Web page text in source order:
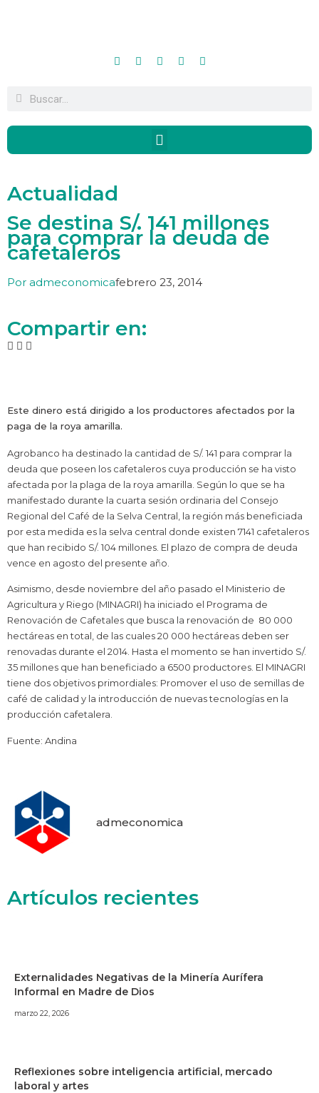
Actualidad
Se destina S/. 141 millones
para comprar la deuda de
cafetaleros
Por admeconomicafebrero 23, 2014
Compartir en:
Este dinero está dirigido a los productores afectados por la
paga de la roya amarilla.
Agrobanco ha destinado la cantidad de S/. 141 para comprar la
deuda que poseen los cafetaleros cuya producción se ha visto
afectada por la plaga de la roya amarilla. Según lo que se ha
manifestado durante la cuarta sesión ordinaria del Consejo
Regional del Café de la Selva Central, la región más beneficiada
por esta medida es la selva central donde existen 7141 cafetaleros
que han recibido S/. 104 millones. El plazo de compra de deuda
vence en agosto del presente año.
Asimismo, desde noviembre del año pasado el Ministerio de
Agricultura y Riego (MINAGRI) ha iniciado el Programa de
Renovación de Cafetales que busca la renovación de 80 000
hectáreas en total, de las cuales 20 000 hectáreas deben ser
renovadas durante el 2014. Hasta el momento se han invertido S/.
35 millones que han beneficiado a 6500 productores. El MINAGRI
tiene dos objetivos primordiales: Promover el uso de semillas de
café de calidad y la introducción de nuevas tecnologías en la
producción cafetalera.
Fuente: Andina
admeconomica
Artículos recientes
Externalidades Negativas de la Minería Aurífera
Informal en Madre de Dios
marzo 22, 2026
Reflexiones sobre inteligencia artificial, mercado
laboral y artes